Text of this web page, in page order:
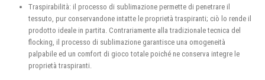
Traspirabilità: il processo di sublimazione permette di penetrare il
tessuto, pur conservandone intatte le proprietà traspiranti; ciò lo rende il
prodotto ideale in partita. Contrariamente alla tradizionale tecnica del
flocking, il processo di sublimazione garantisce una omogeneità
palpabile ed un comfort di gioco totale poiché ne conserva integre le
proprietà traspiranti.